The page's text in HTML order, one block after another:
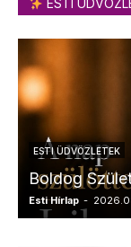
ESTI
ESTI ÜDVÖZLETEK
Boldog
Esti Hírlap -